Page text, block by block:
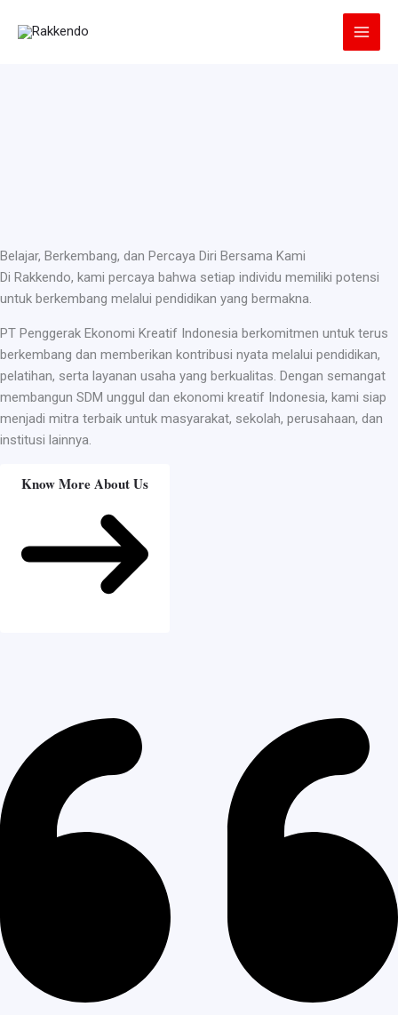
Belajar, Berkembang, dan Percaya Diri Bersama Kami
Di Rakkendo, kami percaya bahwa setiap individu memiliki potensi
untuk berkembang melalui pendidikan yang bermakna.
PT Penggerak Ekonomi Kreatif Indonesia berkomitmen untuk terus
berkembang dan memberikan kontribusi nyata melalui pendidikan,
pelatihan, serta layanan usaha yang berkualitas. Dengan semangat
membangun SDM unggul dan ekonomi kreatif Indonesia, kami siap
menjadi mitra terbaik untuk masyarakat, sekolah, perusahaan, dan
institusi lainnya.
Know More About Us